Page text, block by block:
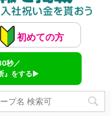
初めての方
秒／
』をする▶